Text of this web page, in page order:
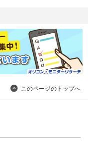
このページのトップへ